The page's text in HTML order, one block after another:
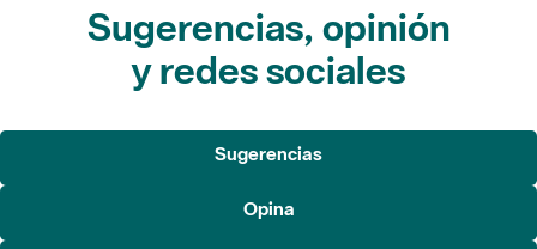
Sugerencias, opinión
y redes sociales
Sugerencias
Opina